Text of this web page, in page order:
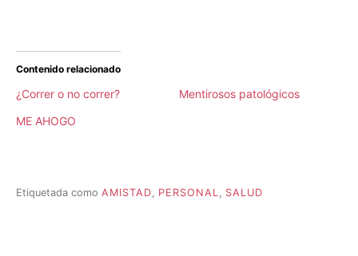
Contenido relacionado
¿Correr o no correr?
Mentirosos patológicos
ME AHOGO
P
Etiquetada como AMISTAD, PERSONAL, SALUD